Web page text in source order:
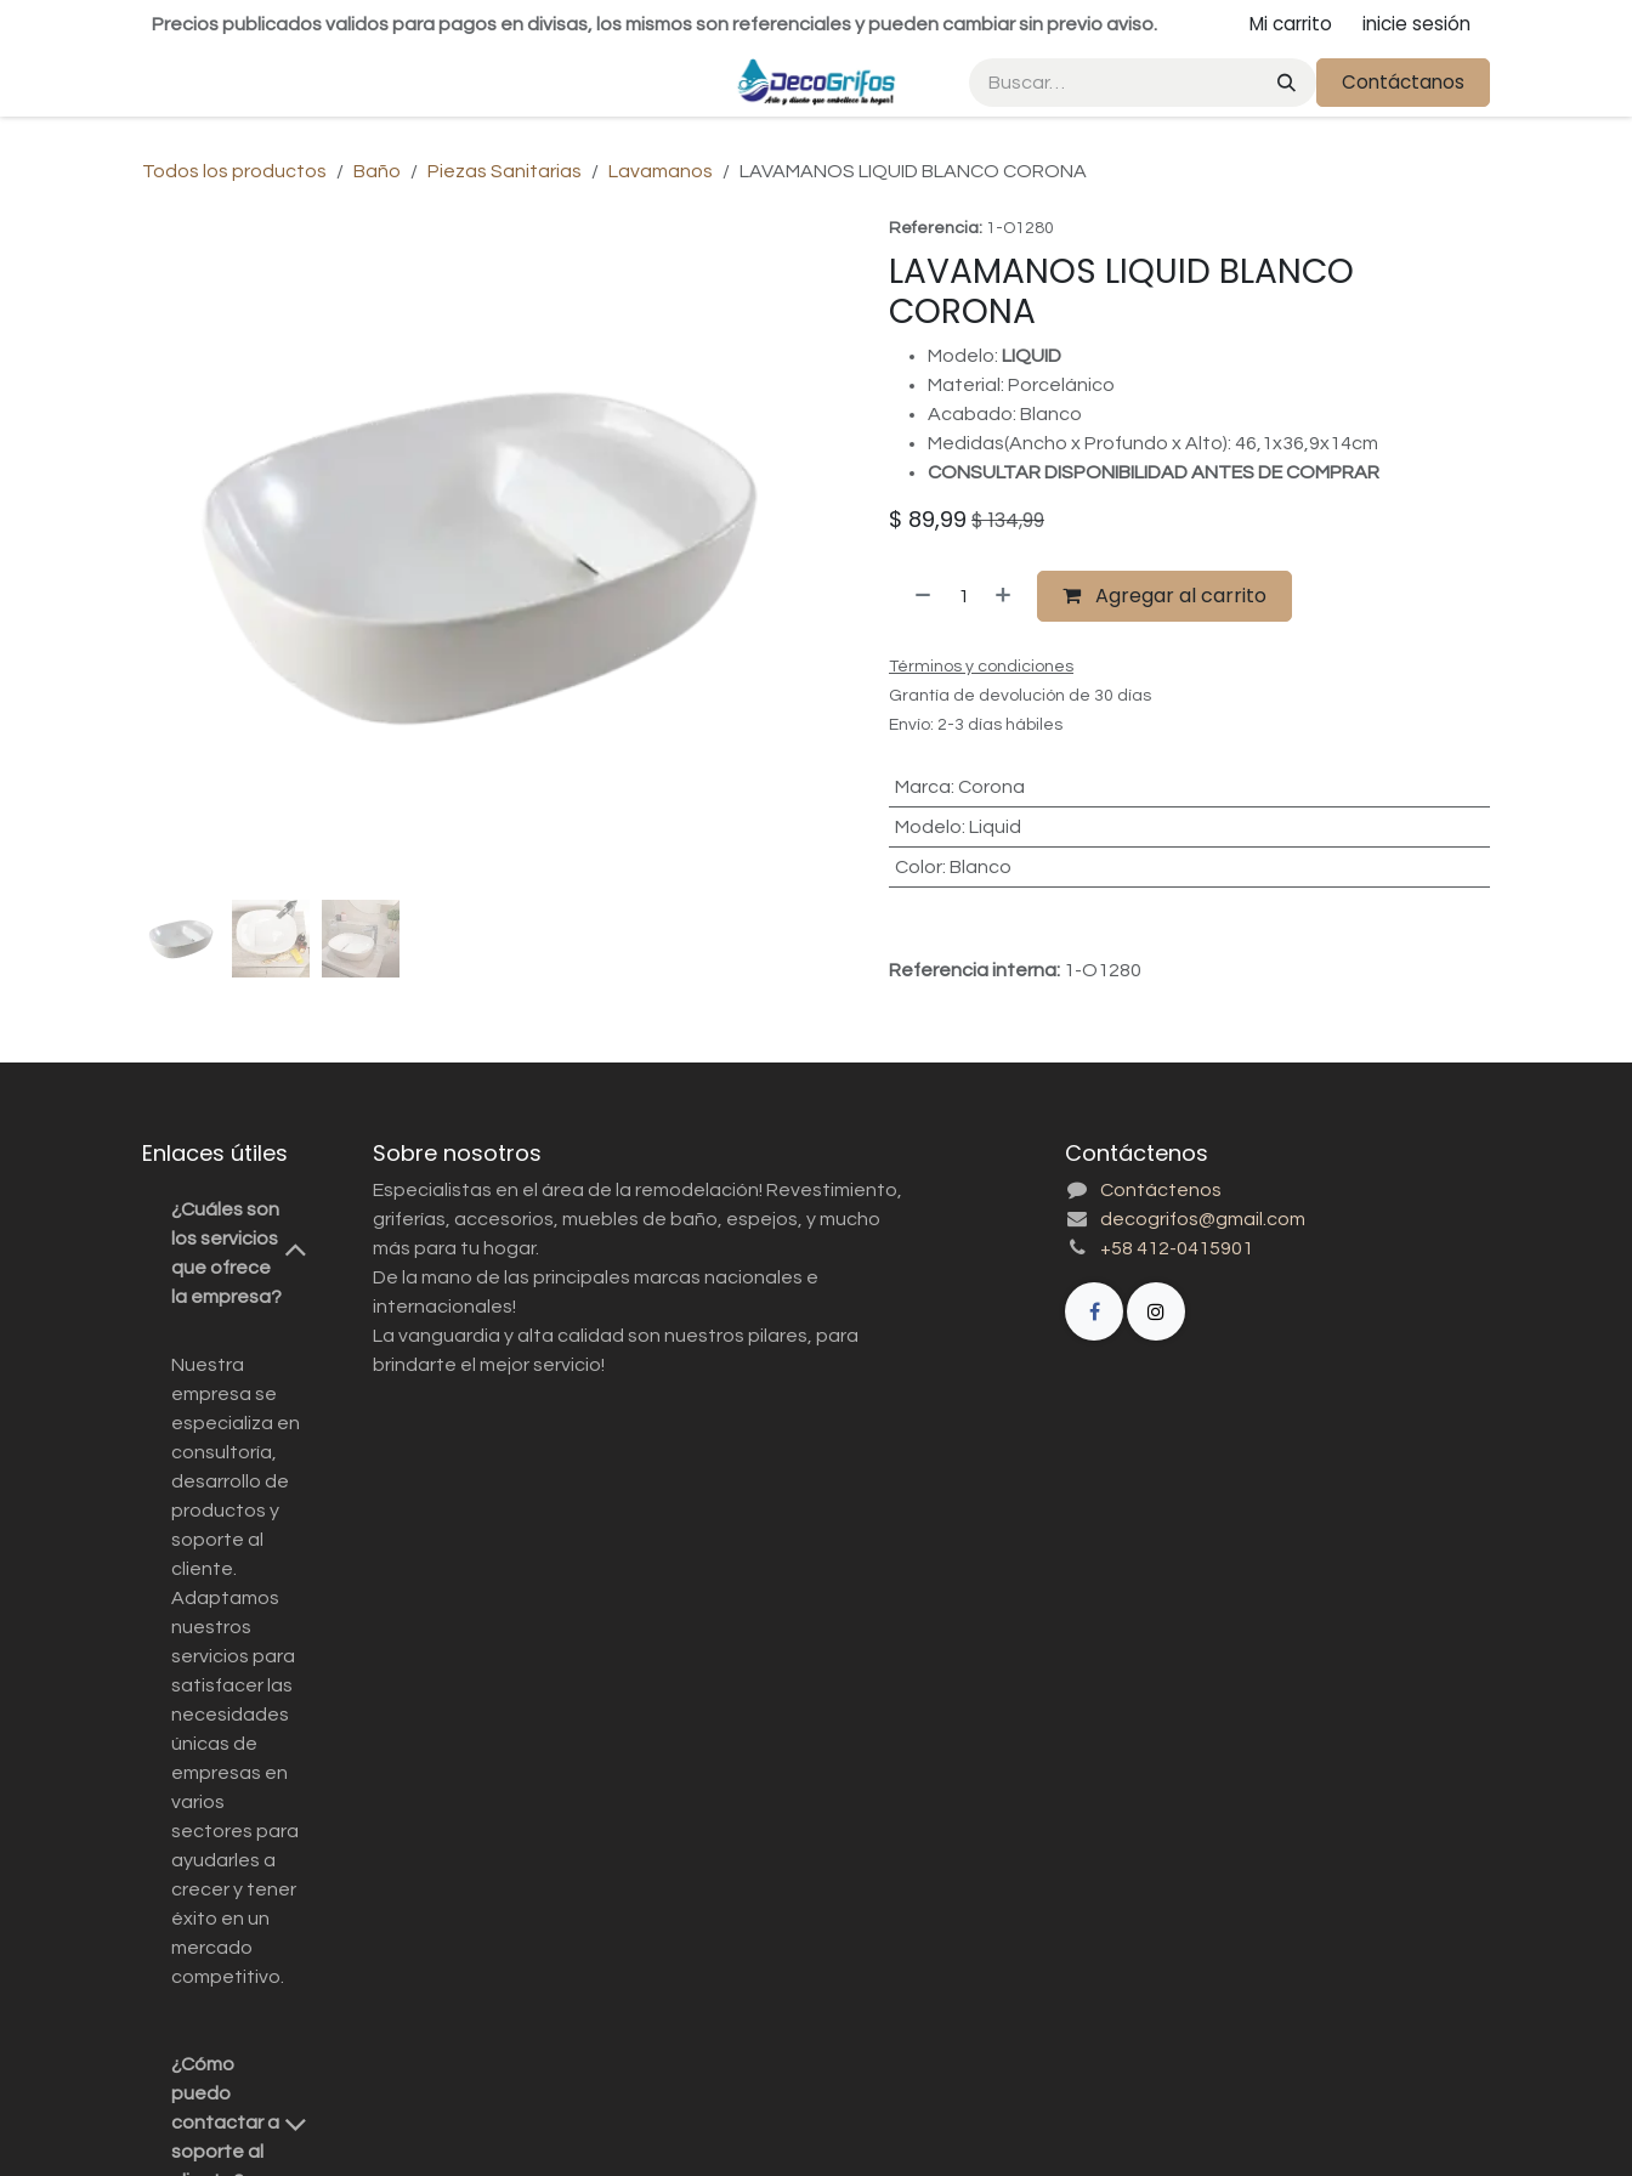
Precios publicados validos para pagos en divisas, los mismos son referenciales y pueden cambiar sin previo aviso. Mi carrito inicie sesión
Contáctanos
Todos los productos Baño Piezas Sanitarias Lavamanos LAVAMANOS LIQUID BLANCO CORONA
Referencia: 1-O1280
LAVAMANOS LIQUID BLANCO
CORONA
Modelo: LIQUID
Material: Porcelánico
Acabado: Blanco
Medidas(Ancho x Profundo x Alto): 46,1x36,9x14cm
CONSULTAR DISPONIBILIDAD ANTES DE COMPRAR
$ 89,99 $134,99
Agregar al carrito
Términos y condiciones
Grantía de devolución de 30 días
Envío: 2-3 días hábiles
Marca: Corona
Modelo: Liquid
Color: Blanco
Referencia interna: 1-O1280
Enlaces útiles
¿Cuáles son
los servicios
que ofrece
la empresa?
Nuestra
empresa se
especializa en
consultoría,
desarrollo de
productos y
soporte al
cliente.
Adaptamos
nuestros
servicios para
satisfacer las
necesidades
únicas de
empresas en
varios
sectores para
ayudarles a
crecer y tener
éxito en un
mercado
competitivo.
¿Cómo
puedo
contactar a
soporte al
Sobre nosotros
Especialistas en el área de la remodelación! Revestimiento,
griferías, accesorios, muebles de baño, espejos, y mucho
más para tu hogar.
De la mano de las principales marcas nacionales e
internacionales!
La vanguardia y alta calidad son nuestros pilares, para
brindarte el mejor servicio!
Contáctenos
Contáctenos
decogrifos@gmail.com
+58 412-0415901